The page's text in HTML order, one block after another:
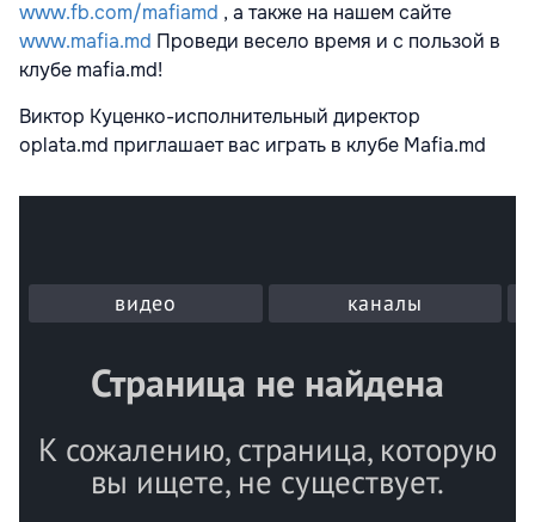
www.fb.com/mafiamd , а также на нашем сайте
www.mafia.md Проведи весело время и с пользой в
клубе mafia.md!
Виктор Куценко-исполнительный директор
oplata.md приглашает вас играть в клубе Mafia.md